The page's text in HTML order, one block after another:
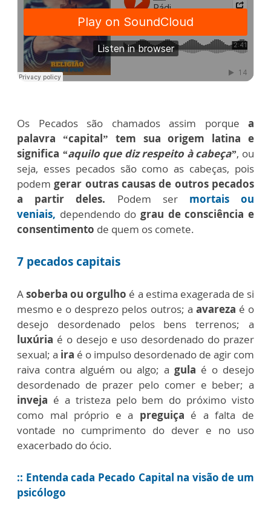
Os Pecados são chamados assim porque a
palavra “capital” tem sua origem latina e
significa “aquilo que diz respeito à cabeça”, ou
seja, esses pecados são como as cabeças, pois
podemgerar outras causas de outros pecados
a partir deles. Podem ser mortais ou
veniais, dependendo dograu de consciência e
consentimento de quem os comete.
7 pecados capitais
Asoberba ou orgulho é a estima exagerada de si
mesmo e o desprezo pelos outros; a avareza é o
desejo desordenado pelos bens terrenos; a
luxúria é o desejo e uso desordenado do prazer
sexual; a ira é o impulso desordenado de agir com
raiva contra alguém ou algo; a gula é o desejo
desordenado de prazer pelo comer e beber; a
inveja é a tristeza pelo bem do próximo visto
como mal próprio e a preguiça é a falta de
vontade no cumprimento do dever e no uso
exacerbado do ócio.
:: Entenda cada Pecado Capital na visão de um
psicólogo